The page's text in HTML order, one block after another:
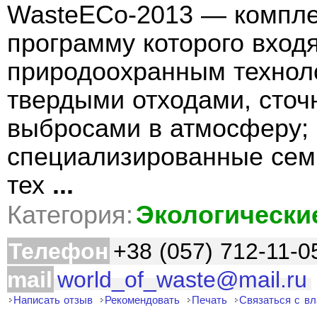
WasteECo-2013 —
программу которого
природоохранным
твердыми отходами,
выбросами в
специализированные
тех ...
Категория:
Телефон +38 (057) 712-11-
mail world_of_waste@mail.ru
Написать отзыв Рекомендовать Печать Связаться с